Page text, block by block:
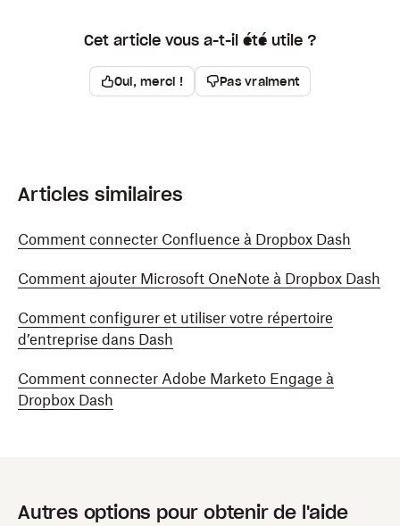
Cet article vous a-t-il été utile ?
Oui, merci ! Pas vraiment
Articles similaires
Comment connecter Confluence à Dropbox Dash
Comment ajouter Microsoft OneNote à Dropbox Dash
Comment configurer et utiliser votre répertoire
d’entreprise dans Dash
Comment connecter Adobe Marketo Engage à
Dropbox Dash
Autres options pour obtenir de l'aide